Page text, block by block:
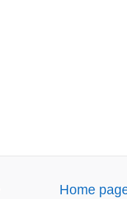
Home